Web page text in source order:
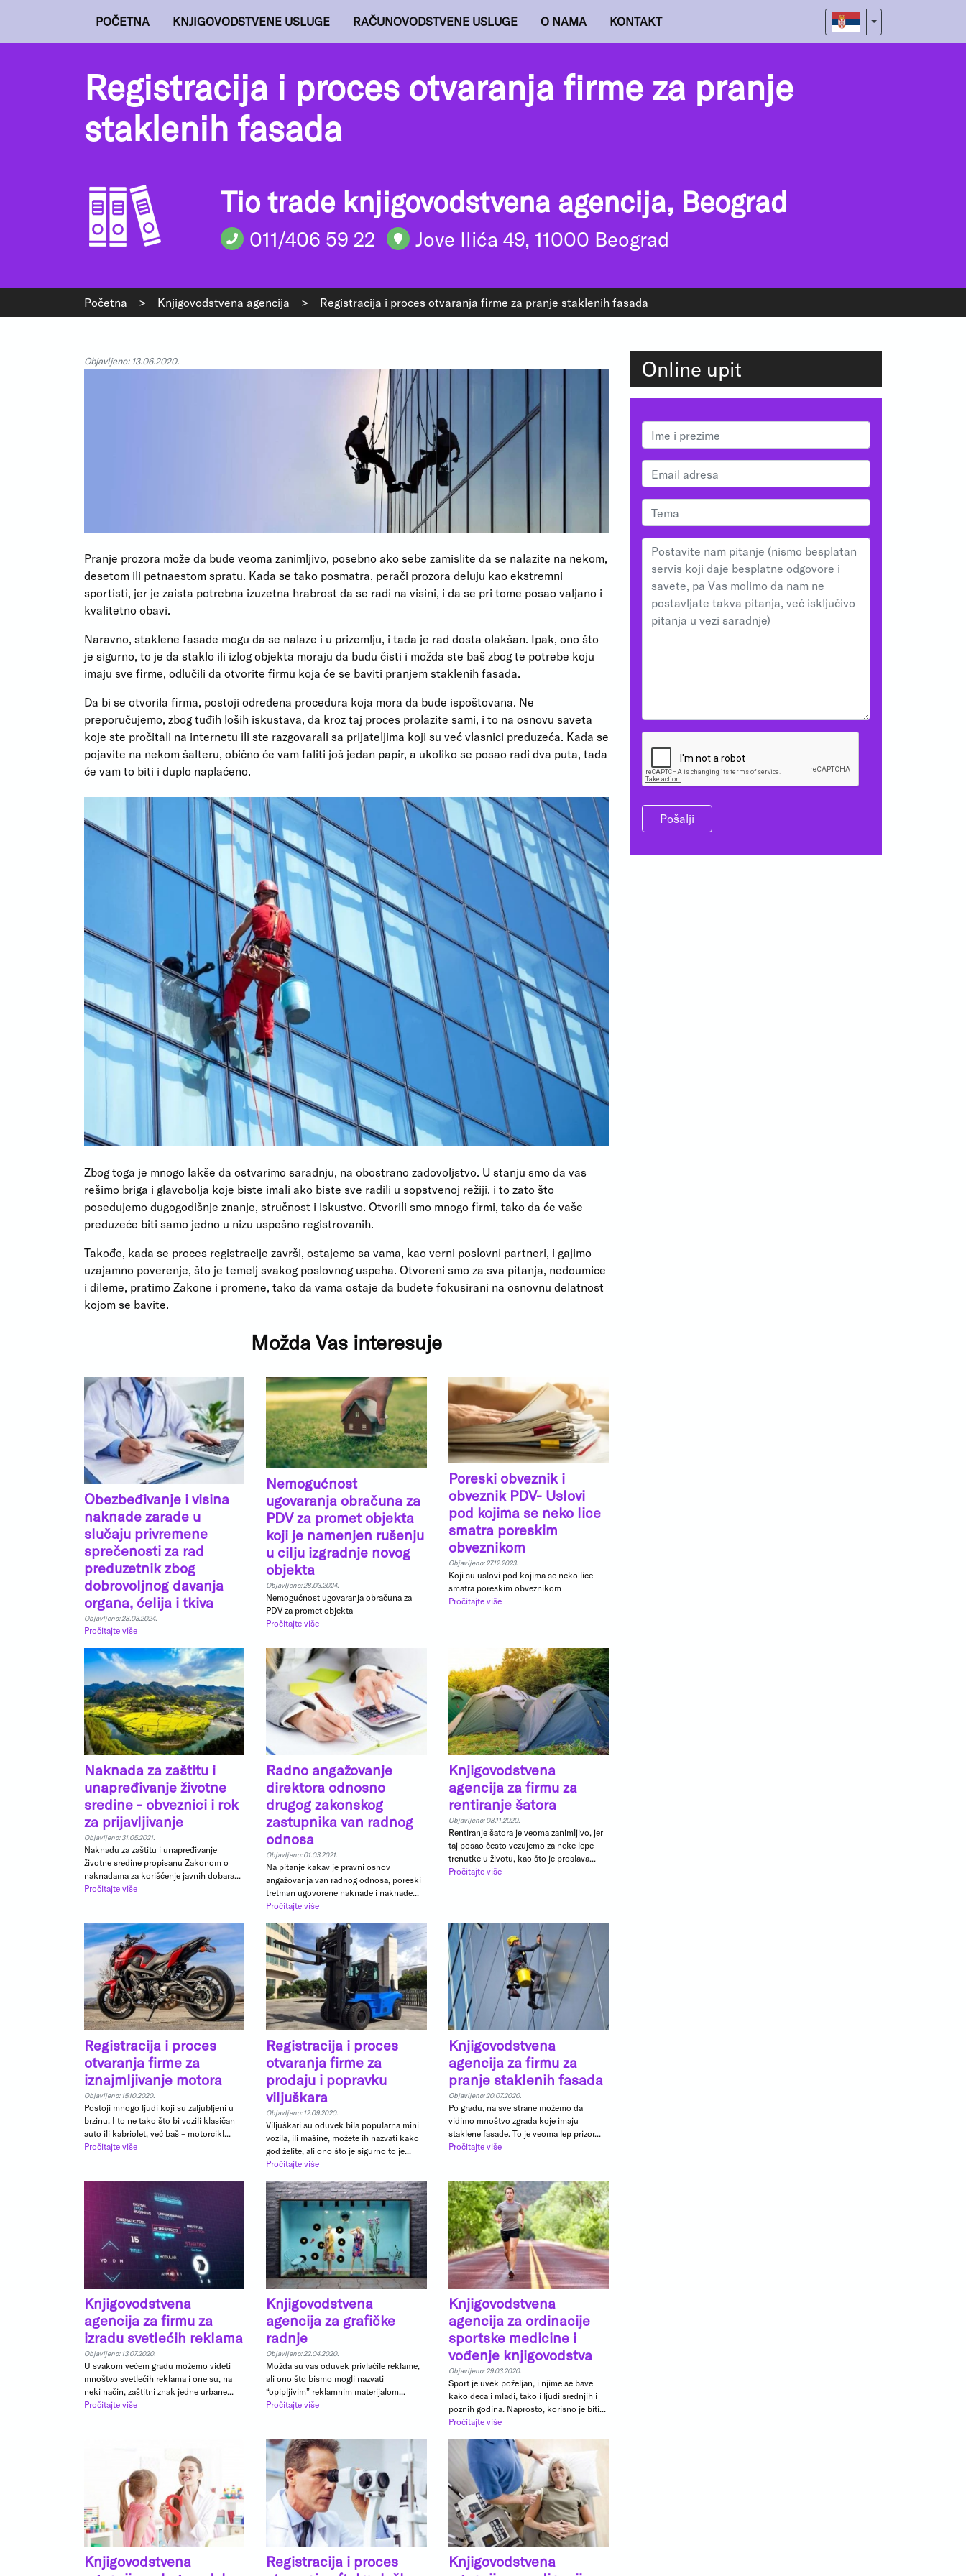
POČETNA KNJIGOVODSTVENE USLUGE RAČUNOVODSTVENE USLUGE O NAMA KONTAKT Toggle Dropdown
Registracija i proces otvaranja firme za pranje
staklenih fasada
Tio trade knjigovodstvena agencija, Beograd
011/406 59 22 Jove Ilića 49, 11000 Beograd
Početna > Knjigovodstvena agencija > Registracija i proces otvaranja firme za pranje staklenih fasada
Objavljeno: 13.06.2020.
Pranje prozora može da bude veoma zanimljivo, posebno ako sebe zamislite da se nalazite na nekom,
desetom ili petnaestom spratu. Kada se tako posmatra, perači prozora deluju kao ekstremni
sportisti, jer je zaista potrebna izuzetna hrabrost da se radi na visini, i da se pri tome posao valjano i
kvalitetno obavi.
Naravno, staklene fasade mogu da se nalaze i u prizemlju, i tada je rad dosta olakšan. Ipak, ono što
je sigurno, to je da staklo ili izlog objekta moraju da budu čisti i možda ste baš zbog te potrebe koju
imaju sve firme, odlučili da otvorite firmu koja će se baviti pranjem staklenih fasada.
Da bi se otvorila firma, postoji određena procedura koja mora da bude ispoštovana. Ne
preporučujemo, zbog tuđih loših iskustava, da kroz taj proces prolazite sami, i to na osnovu saveta
koje ste pročitali na internetu ili ste razgovarali sa prijateljima koji su već vlasnici preduzeća. Kada se
pojavite na nekom šalteru, obično će vam faliti još jedan papir, a ukoliko se posao radi dva puta, tada
će vam to biti i duplo naplaćeno.
Zbog toga je mnogo lakše da ostvarimo saradnju, na obostrano zadovoljstvo. U stanju smo da vas
rešimo briga i glavobolja koje biste imali ako biste sve radili u sopstvenoj režiji, i to zato što
posedujemo dugogodišnje znanje, stručnost i iskustvo. Otvorili smo mnogo firmi, tako da će vaše
preduzeće biti samo jedno u nizu uspešno registrovanih.
Takođe, kada se proces registracije završi, ostajemo sa vama, kao verni poslovni partneri, i gajimo
uzajamno poverenje, što je temelj svakog poslovnog uspeha. Otvoreni smo za sva pitanja, nedoumice
i dileme, pratimo Zakone i promene, tako da vama ostaje da budete fokusirani na osnovnu delatnost
kojom se bavite.
Možda Vas interesuje
Obezbeđivanje i visina
naknade zarade u
slučaju privremene
sprečenosti za rad
preduzetnik zbog
dobrovoljnog davanja
organa, ćelija i tkiva
Objavljeno: 28.03.2024.
Pročitajte više
Nemogućnost
ugovaranja obračuna za
PDV za promet objekta
koji je namenjen rušenju
u cilju izgradnje novog
objekta
Objavljeno: 28.03.2024.
Nemogućnost ugovaranja obračuna za
PDV za promet objekta
Pročitajte više
Poreski obveznik i
obveznik PDV- Uslovi
pod kojima se neko lice
smatra poreskim
obveznikom
Objavljeno: 27.12.2023.
Koji su uslovi pod kojima se neko lice
smatra poreskim obveznikom
Pročitajte više
Naknada za zaštitu i
unapređivanje životne
sredine - obveznici i rok
za prijavljivanje
Objavljeno: 31.05.2021.
Naknadu za zaštitu i unapređivanje
životne sredine propisanu Zakonom o
naknadama za korišćenje javnih dobara...
Pročitajte više
Radno angažovanje
direktora odnosno
drugog zakonskog
zastupnika van radnog
odnosa
Objavljeno: 01.03.2021.
Na pitanje kakav je pravni osnov
angažovanja van radnog odnosa, poreski
tretman ugovorene naknade i naknade...
Pročitajte više
Knjigovodstvena
agencija za firmu za
rentiranje šatora
Objavljeno: 08.11.2020.
Rentiranje šatora je veoma zanimljivo, jer
taj posao često vezujemo za neke lepe
trenutke u životu, kao što je proslava...
Pročitajte više
Registracija i proces
otvaranja firme za
iznajmljivanje motora
Objavljeno: 15.10.2020.
Postoji mnogo ljudi koji su zaljubljeni u
brzinu. I to ne tako što bi vozili klasičan
auto ili kabriolet, već baš – motorcikl...
Pročitajte više
Registracija i proces
otvaranja firme za
prodaju i popravku
viljuškara
Objavljeno: 12.09.2020.
Viljuškari su oduvek bila popularna mini
vozila, ili mašine, možete ih nazvati kako
god želite, ali ono što je sigurno to je...
Pročitajte više
Knjigovodstvena
agencija za firmu za
pranje staklenih fasada
Objavljeno: 20.07.2020.
Po gradu, na sve strane možemo da
vidimo mnoštvo zgrada koje imaju
staklene fasade. To je veoma lep prizor...
Pročitajte više
Knjigovodstvena
agencija za firmu za
izradu svetlećih reklama
Objavljeno: 13.07.2020.
U svakom većem gradu možemo videti
mnoštvo svetlećih reklama i one su, na
neki način, zaštitni znak jedne urbane...
Pročitajte više
Knjigovodstvena
agencija za grafičke
radnje
Objavljeno: 22.04.2020.
Možda su vas oduvek privlačile reklame,
ali ono što bismo mogli nazvati
“opipljivim” reklamnim materijalom...
Pročitajte više
Knjigovodstvena
agencija za ordinacije
sportske medicine i
vođenje knjigovodstva
Objavljeno: 29.03.2020.
Sport je uvek poželjan, i njime se bave
kako deca i mladi, tako i ljudi srednjih i
poznih godina. Naprosto, korisno je biti...
Pročitajte više
Knjigovodstvena
Registracija i proces
Knjigovodstvena
Online upit
Pošalji